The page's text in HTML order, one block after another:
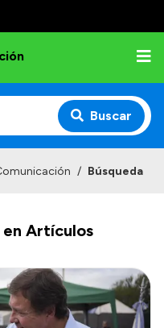
Buscar
/ Búsqueda
en Artículos